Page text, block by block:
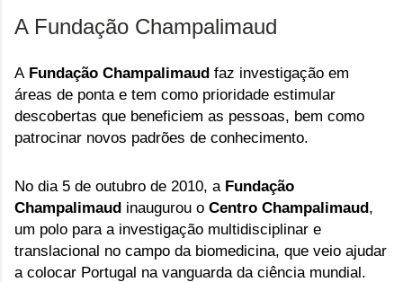
A Fundação Champalimaud
A Fundação Champalimaud faz investigação em
áreas de ponta e tem como prioridade estimular
descobertas que beneficiem as pessoas, bem como
patrocinar novos padrões de conhecimento.
No dia 5 de outubro de 2010, a Fundação
Champalimaud inaugurou o Centro Champalimaud,
um polo para a investigação multidisciplinar e
translacional no campo da biomedicina, que veio ajudar
a colocar Portugal na vanguarda da ciência mundial.